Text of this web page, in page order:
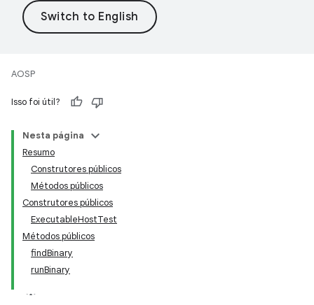
AOSP
Isso foi útil?
Nesta página
Resumo
Construtores públicos
Métodos públicos
Construtores públicos
ExecutableHostTest
Métodos públicos
findBinary
runBinary